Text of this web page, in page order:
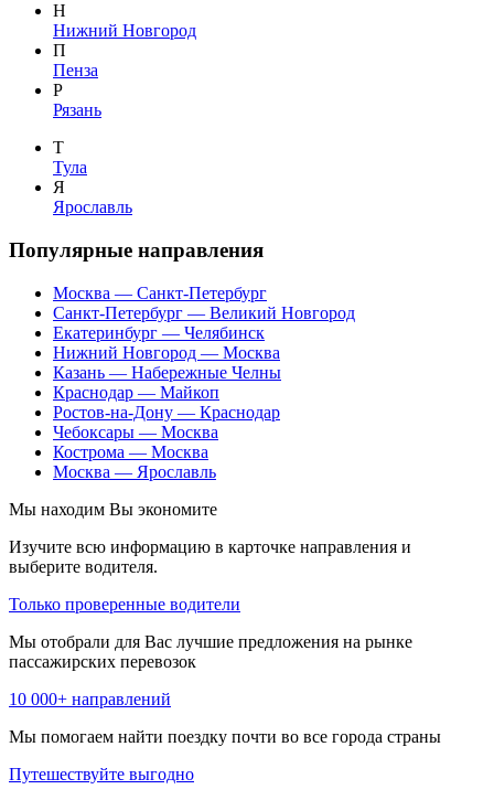
Н
Нижний Новгород
П
Пенза
Р
Рязань
Т
Тула
Я
Ярославль
Популярные направления
Москва — Санкт-Петербург
Санкт-Петербург — Великий Новгород
Екатеринбург — Челябинск
Нижний Новгород — Москва
Казань — Набережные Челны
Краснодар — Майкоп
Ростов-на-Дону — Краснодар
Чебоксары — Москва
Кострома — Москва
Москва — Ярославль
Мы находим Вы экономите
Изучите всю информацию в карточке направления и
выберите водителя.
Только проверенные водители
Мы отобрали для Вас лучшие предложения на рынке
пассажирских перевозок
10 000+ направлений
Мы помогаем найти поездку почти во все города страны
Путешествуйте выгодно